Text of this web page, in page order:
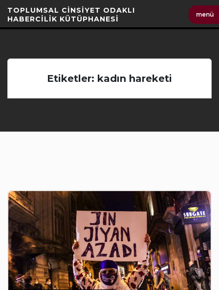
Geç
TOPLUMSAL CİNSİYET ODAKLI
HABERCİLİK KÜTÜPHANESİ
menü
Etiketler: kadın hareketi